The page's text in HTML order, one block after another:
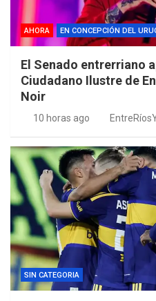
AHORA EN CONCEPCIÓN DEL
El Senado entrerriano
Ciudadano Ilustre de
Noir
10 horas ago
SIN CATEGORIA